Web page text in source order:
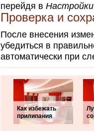
перейдя в Настройки
Проверка и
После внесения
убедиться в
автоматически при
Как избежать
прилипания